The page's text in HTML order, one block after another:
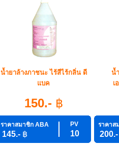
น้ำยาล้างภาชนะ ไร้สีไร้กลิ่น ดี
แบค
150.- ฿
ราคาสมาชิก ABA PV
145.- ฿ 10
น้
เ
ราคาส